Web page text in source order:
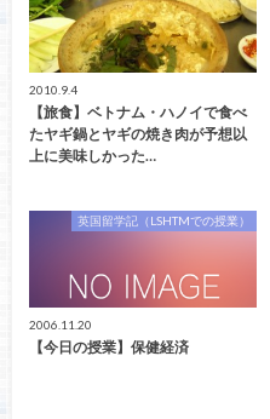
2010.9.4
【旅食】ベトナム・ハノイで食べ
たヤギ鍋とヤギの焼き肉が予想以
上に美味しかった…
英国留学記（LSHTMでの授業）
2006.11.20
【今日の授業】保健経済